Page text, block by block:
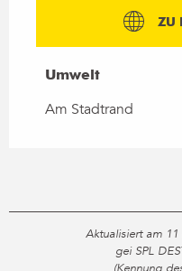
ZU
Umwelt
Umwelt
Am Stadtrand
Aktualisiert am
gei SPL